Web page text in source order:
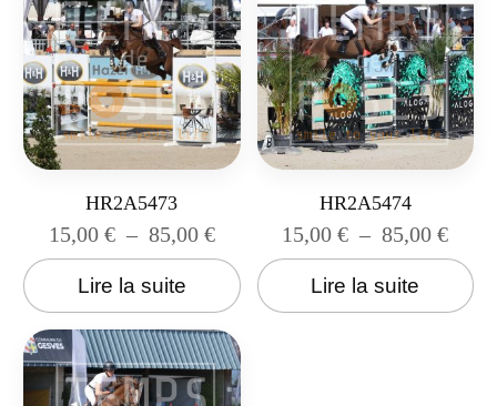
HR2A5473
15,00 € – 85,00 €
Lire la suite
HR2A5474
15,00€ – 85,00€
Lire la suite